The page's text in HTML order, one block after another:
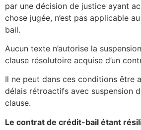
par une décision de justice ayant
chose jugée, n’est pas applicable
bail.
Aucun texte n’autorise la
clause résolutoire acquise d’un
Il ne peut dans ces conditions être
délais rétroactifs avec suspension
clause.
Le contrat de crédit-bail étant